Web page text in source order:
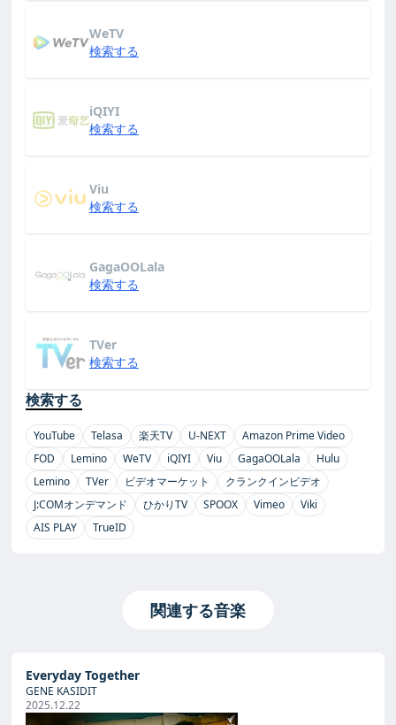
WeTV
検索する
iQIYI
検索する
Viu
検索する
GagaOOLala
検索する
TVer
検索する
検索する
YouTube Telasa 楽天TV U-NEXT
Amazon Prime Video
FOD
Lemino WeTV iQIYI Viu GagaOOLala
Hulu
Lemino
TVer ビデオマーケット
クランクインビデオ
J:COMオンデマンド
ひかりTV SPOOX Vimeo
Viki
AIS PLAY
TrueID
関連する音楽
Everyday Together
GENE KASIDIT
2025.12.22